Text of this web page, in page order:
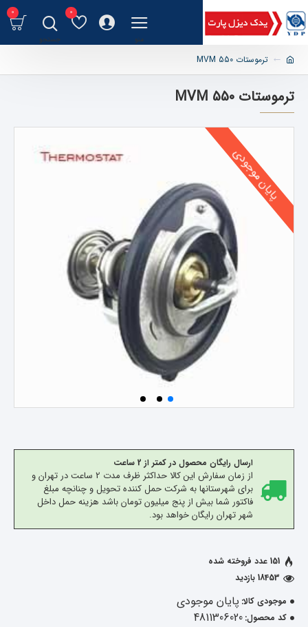
0
0
ترموستات MVM 550
ترموستات MVM 550
پایان موجودی
ارسال رایگان محصول در کمتر از 2 ساعت
از زمان سفارش این کالا حداکثر ظرف مدت 2 ساعت در تهران و
برای شهرستانها به شرکت حمل کننده تحویل و چنانچه مبلغ
فاکتور شما بیش از پنج میلیون تومان باشد هزینه حمل داخل
شهر تهران رایگان خواهد بود.
موجودی کالا: پایان موجودی
کد محصول: 4811306020
151 عدد فروخته شده
18453 بازدید